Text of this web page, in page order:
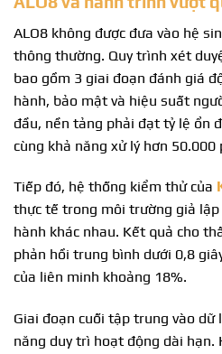
ALO8 không được đưa vào hệ
thông thường. Quy trình xét
bao gồm 3 giai đoạn đánh giá
hành, bảo mật và hiệu suất
đầu, nền tảng phải đạt tỷ lệ ổn
cùng khả năng xử lý hơn
Tiếp đó, hệ thống kiểm thử của
thực tế trong môi trường giả lập
hành khác nhau. Kết quả cho
phản hồi trung bình dưới 0,8
của liên minh khoảng 18%.
Giai đoạn cuối tập trung vào dữ
năng duy trì hoạt động dài hạn.